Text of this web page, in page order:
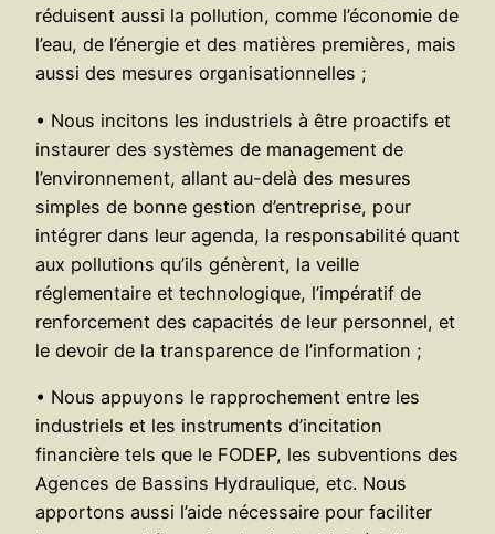
réduisent aussi la pollution, comme l’économie de
l’eau, de l’énergie et des matières premières, mais
aussi des mesures organisationnelles ;
• Nous incitons les industriels à être proactifs et
instaurer des systèmes de management de
l’environnement, allant au-delà des mesures
simples de bonne gestion d’entreprise, pour
intégrer dans leur agenda, la responsabilité quant
aux pollutions qu’ils génèrent, la veille
réglementaire et technologique, l’impératif de
renforcement des capacités de leur personnel, et
le devoir de la transparence de l’information ;
• Nous appuyons le rapprochement entre les
industriels et les instruments d’incitation
financière tels que le FODEP, les subventions des
Agences de Bassins Hydraulique, etc. Nous
apportons aussi l’aide nécessaire pour faciliter